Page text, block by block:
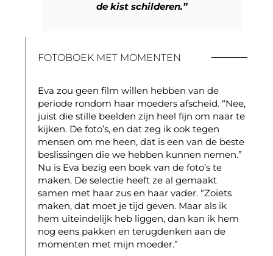
de kist schilderen.”
FOTOBOEK MET MOMENTEN
Eva zou geen film willen hebben van de
periode rondom haar moeders afscheid. “Nee,
juist die stille beelden zijn heel fijn om naar te
kijken. De foto’s, en dat zeg ik ook tegen
mensen om me heen, dat is een van de beste
beslissingen die we hebben kunnen nemen.”
Nu is Eva bezig een boek van de foto’s te
maken. De selectie heeft ze al gemaakt
samen met haar zus en haar vader. “Zoiets
maken, dat moet je tijd geven. Maar als ik
hem uiteindelijk heb liggen, dan kan ik hem
nog eens pakken en terugdenken aan de
momenten met mijn moeder.”